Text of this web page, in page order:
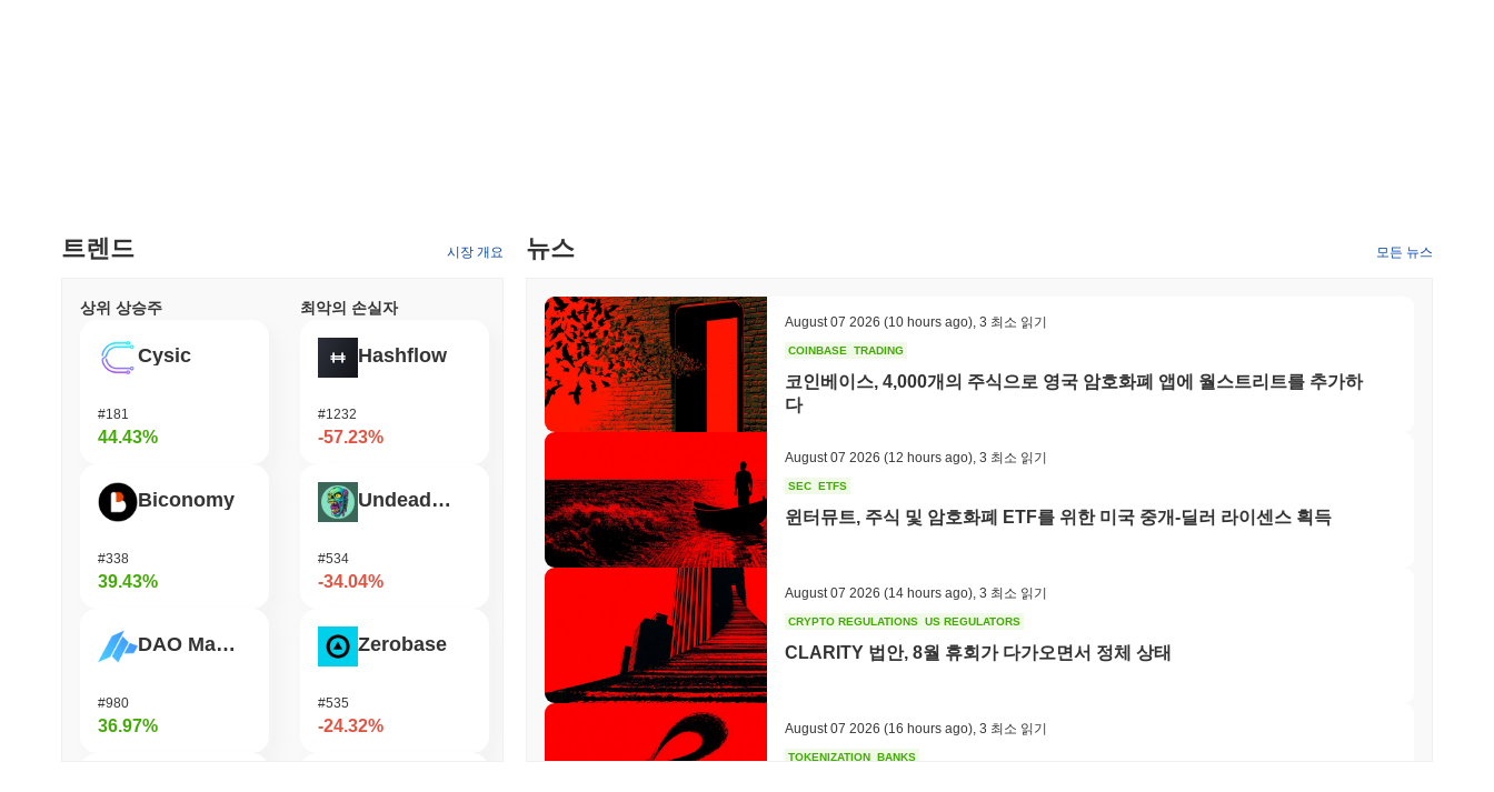
트렌드 시장 개요
상위 상승주
Cysic
#181
44.43%
Biconomy
#338
39.43%
DAO Maker Token
#980
36.97%
최악의 손실자
Hashflow
#1232
-57.23%
Undeads Games
#534
-34.04%
Zerobase
#535
-24.32%
뉴스 모든 뉴스
August 07 2026 (10 hours ago) 3 최소 읽기
COINBASE TRADING
코인베이스, 4,000개의 주식으로 영국 암호화폐 앱에 월스트리트를 추가하
다
August 07 2026 (12 hours ago) 3 최소 읽기
SEC ETFS
윈터뮤트, 주식 및 암호화폐 ETF를 위한 미국 중개-딜러 라이센스 획득
August 07 2026 (14 hours ago) 3 최소 읽기
CRYPTO REGULATIONS US REGULATORS
CLARITY 법안, 8월 휴회가 다가오면서 정체 상태
August 07 2026 (16 hours ago) 3 최소 읽기
TOKENIZATION BANKS